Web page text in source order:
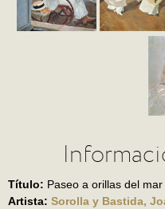
Título: Paseo a orillas del mar
Artista: Sorolla y Bastida,